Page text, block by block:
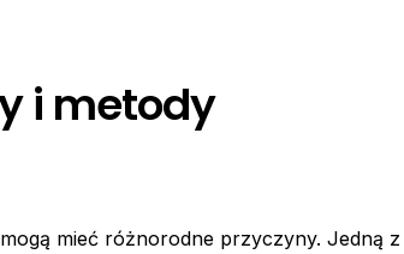
i metody
mieć różnorodne przyczyny. Jedną z